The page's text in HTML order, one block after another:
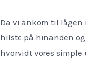
Da vi ankom til lågen
hilste på hinanden
hvorvidt vores